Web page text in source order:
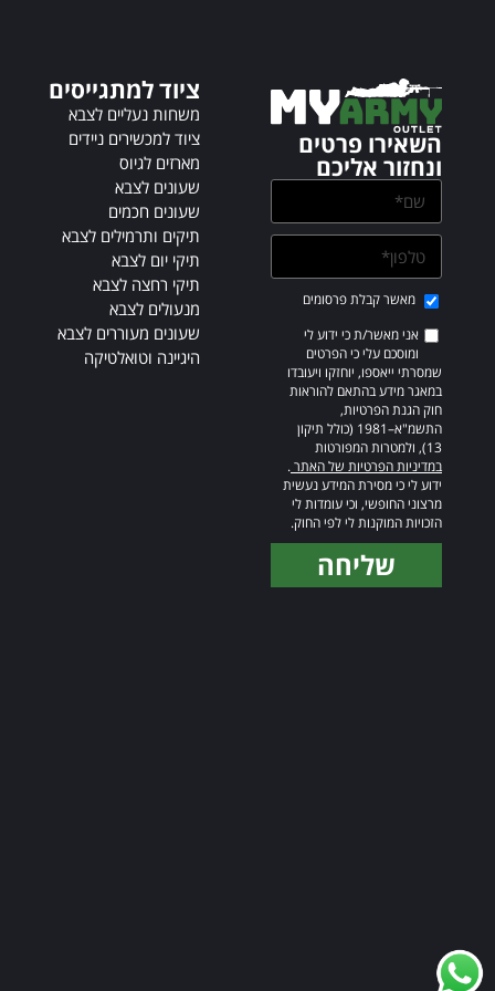
i
v
e
:
השאירו פרטים
ונחזור אליכם
מאשר קבלת פרסומים
אני מאשר/ת כי ידוע לי
ומוסכם עלי כי הפרטים
שמסרתי ייאספו, יוחזקו ויעובדו
במאגר מידע בהתאם להוראות
חוק הגנת הפרטיות,
התשמ"א–1981 (כולל תיקון
13), ולמטרות המפורטות
במדיניות הפרטיות של האתר.
ידוע לי כי מסירת המידע נעשית
מרצוני החופשי, וכי עומדות לי
הזכויות המוקנות לי לפי החוק.
שליחה
ציוד למתגייסים
משחות נעליים לצבא
ציוד למכשירים ניידים
מארזים לגיוס
שעונים לצבא
שעונים חכמים
תיקים ותרמילים לצבא
תיקי יום לצבא
תיקי רחצה לצבא
מנעולים לצבא
שעונים מעוררים לצבא
היגיינה וטואלטיקה